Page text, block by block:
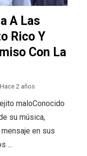
A Las
Rico Y
Con La
Hace 2 años
maloConocido
su música,
en sus
...